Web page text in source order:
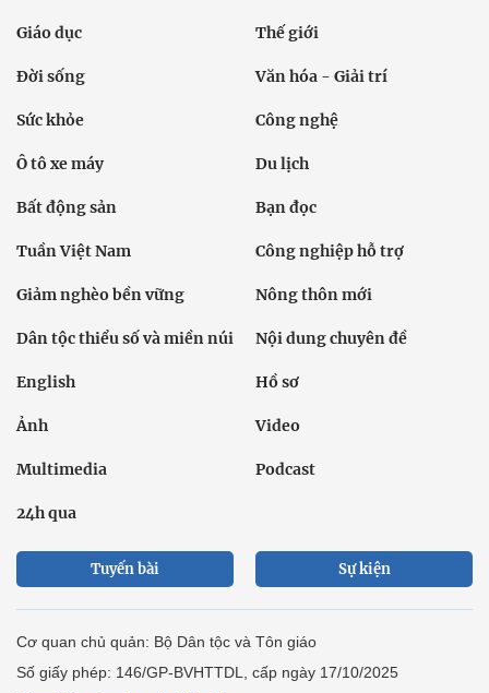
Giáo dục Thế giới
Đời sống Văn hóa - Giải trí
Sức khỏe Công nghệ
Ô tô xe máy Du lịch
Bất động sản Bạn đọc
Tuần Việt Nam Công nghiệp hỗ trợ
Giảm nghèo bền vững Nông thôn mới
Dân tộc thiểu số và miền núi Nội dung chuyên đề
English Hồ sơ
Ảnh Video
Multimedia Podcast
24h qua
Tuyến bài Sự kiện
Cơ quan chủ quản: Bộ Dân tộc và Tôn giáo
Số giấy phép: 146/GP-BVHTTDL, cấp ngày 17/10/2025